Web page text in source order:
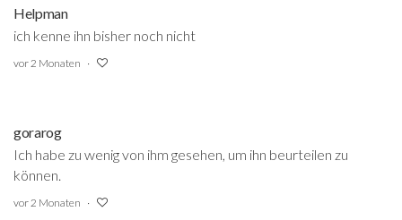
Helpman
ich kenne ihn bisher noch nicht
vor 2 Monaten
gorarog
Ich habe zu wenig von ihm gesehen, um ihn beurteilen zu
können.
vor 2 Monaten